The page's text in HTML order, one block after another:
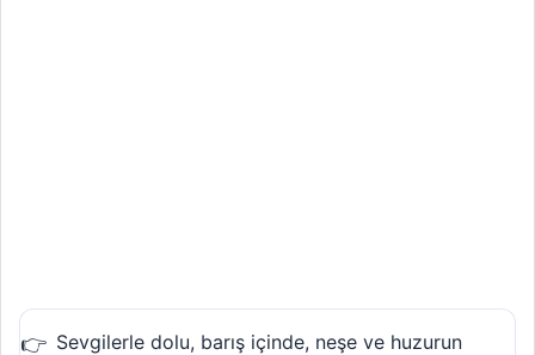
Sevgilerle dolu, barış içinde, neşe ve huzurun